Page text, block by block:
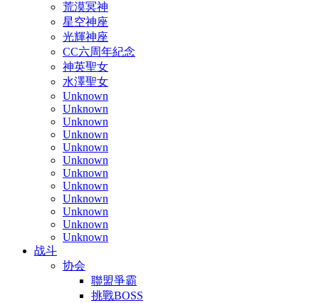
荒漠冥神
星空神座
光輝神座
CC六周年紀念
神英聖女
水澤聖女
Unknown
Unknown
Unknown
Unknown
Unknown
Unknown
Unknown
Unknown
Unknown
Unknown
Unknown
Unknown
战斗
协会
聯盟爭霸
挑戰BOSS